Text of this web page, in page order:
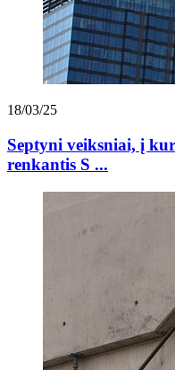
18/03/25
Septyni veiksniai, į
renkantis S ...